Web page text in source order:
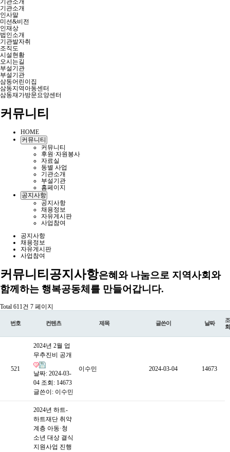
기관소개
기관소개
인사말
미션&비전
인재상
법인소개
기관발자취
조직도
시설현황
오시는길
부설기관
부설기관
삼동어린이집
삼동지역아동센터
삼동재가방문요양센터
커뮤니티
HOME
커뮤니티
커뮤니티
후원·자원봉사
자료실
동별 사업
기관소개
부설기관
홈페이지
공지사항
공지사항
채용정보
자유게시판
사업참여
공지사항
채용정보
자유게시판
사업참여
커뮤니티 공지사항은혜와 나눔으로 지역사회와
함께하는 행복공동체를 만들어갑니다.
Total 611건 7 페이지
번호 컨텐츠 제목 글쓴이 날짜
조
회
521
2024년 2월 업
무추진비 공개
날짜: 2024-03-
04 조회: 14673
글쓴이: 이수민
이수민 2024-03-04 14673
2024년 하트-
하트재단 취약
계층 아동·청
소년 대상 결식
지원사업 진행